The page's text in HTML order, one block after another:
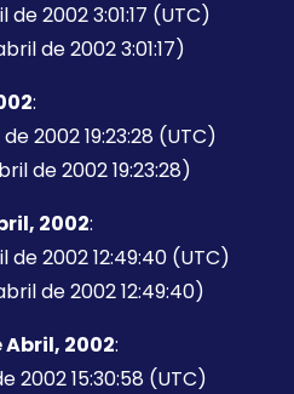
2002 3:01:17 (UTC)
de 2002 3:01:17)
:
2002 19:23:28 (UTC)
de 2002 19:23:28)
2002:
2002 12:49:40 (UTC)
de 2002 12:49:40)
2002:
2002 15:30:58 (UTC)